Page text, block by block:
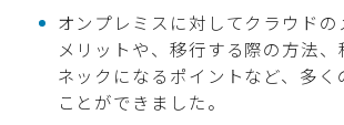
オンプレミスに対してクラウドの
メリットや、移行する際の方法
ネックになるポイントなど、多く
ことができました。